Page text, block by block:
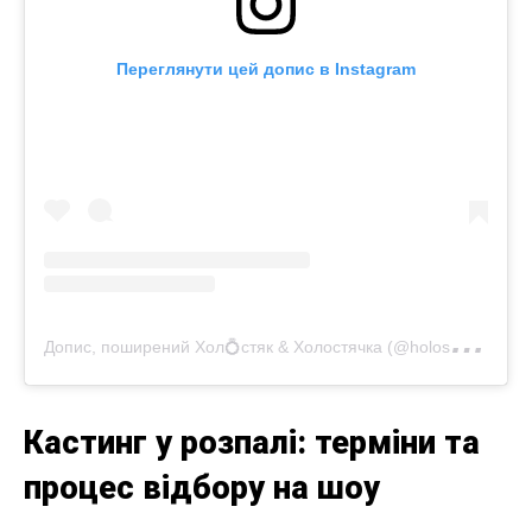
Переглянути цей допис в Instagram
Д
опис, поширений Хол💍стяк & Холостячка (@holostyakstb)
Кастинг у розпалі: терміни та
процес відбору на шоу